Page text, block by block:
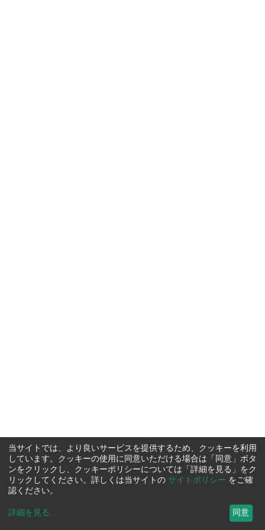
当サイトでは、より良いサービスを提供するため、クッキーを利用
しています。クッキーの使用に同意いただける場合は「同意」ボタ
ンをクリックし、クッキーポリシーについては「詳細を見る」をク
リックしてください。詳しくは当サイトの サイトポリシー をご確
認ください。
詳細を見る ... 同意